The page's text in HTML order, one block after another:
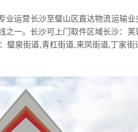
业运营长沙至璧山区直达物流运输业
一。长沙可上门取件区域长沙：
璧泉街道,青杠街道,来凤街道,丁家